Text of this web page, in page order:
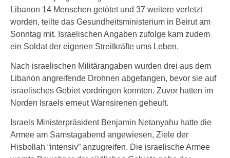
Libanon 14 Menschen getötet und 37 weitere verletzt
worden, teilte das Gesundheitsministerium in Beirut am
Sonntag mit. Israelischen Angaben zufolge kam zudem
ein Soldat der eigenen Streitkräfte ums Leben.
Nach israelischen Militärangaben wurden drei aus dem
Libanon angreifende Drohnen abgefangen, bevor sie auf
israelisches Gebiet vordringen konnten. Zuvor hatten im
Norden Israels erneut Warnsirenen geheult.
Israels Ministerpräsident Benjamin Netanyahu hatte die
Armee am Samstagabend angewiesen, Ziele der
Hisbollah “intensiv” anzugreifen. Die israelische Armee